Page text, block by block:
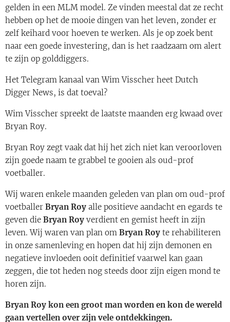
gelden in een MLM model. Ze vinden meestal dat ze recht
hebben op het de mooie dingen van het leven, zonder er
zelf keihard voor hoeven te werken. Als je op zoek bent
naar een goede investering, dan is het raadzaam om alert
te zijn op golddiggers.
Het Telegram kanaal van Wim Visscher heet Dutch
Digger News, is dat toeval?
Wim Visscher spreekt de laatste maanden erg kwaad over
Bryan Roy.
Bryan Roy zegt vaak dat hij het zich niet kan veroorloven
zijn goede naam te grabbel te gooien als oud-prof
voetballer.
Wij waren enkele maanden geleden van plan om oud-prof
voetballer Bryan Roy alle positieve aandacht en egards te
geven die Bryan Roy verdient en gemist heeft in zijn
leven. Wij waren van plan om Bryan Roy te rehabiliteren
in onze samenleving en hopen dat hij zijn demonen en
negatieve invloeden ooit definitief vaarwel kan gaan
zeggen, die tot heden nog steeds door zijn eigen mond te
horen zijn.
Bryan Roy kon een groot man worden en kon de wereld
gaan vertellen over zijn vele ontdekkingen.